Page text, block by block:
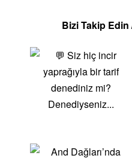
sonuçlar vermeleri
KahvaltılarOmlet,
gibi kahvaltılık tariflerle
yapabilirsiniz.
protein deposu olması,
sote, peynirli omlet veya
yemek tarifleri ile hafif ve
Bizi Takip